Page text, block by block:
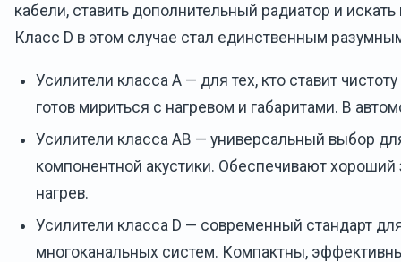
кабели, ставить дополнительный радиатор и
Класс D в этом случае стал единственным
Усилители класса A — для тех, кто ставит
готов мириться с нагревом и габаритами. В
Усилители класса AB — универсальный выбор
компонентной акустики. Обеспечивают хороший
нагрев.
Усилители класса D — современный стандарт
многоканальных систем. Компактны,